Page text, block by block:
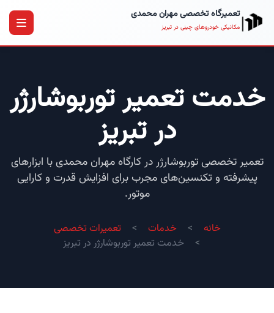
تعمیرگاه تخصصی مهران محمدی
مکانیکی خودروهای چینی در تبریز
خدمت تعمیر توربوشارژر
در تبریز
تعمیر تخصصی توربوشارژر در کارگاه مهران محمدی با ابزارهای
پیشرفته و تکنسین‌های مجرب برای افزایش قدرت و کارایی
موتور.
خانه خدمات
تعمیرات تخصصی
خدمت تعمیر توربوشارژر در تبریز